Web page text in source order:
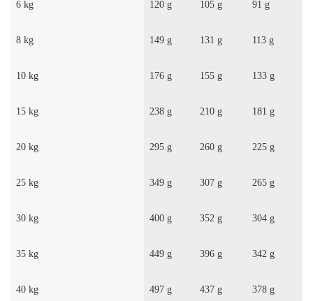
6 kg 120 g 105 g 91 g
8 kg 149 g 131 g 113 g
10 kg 176 g 155 g 133 g
15 kg 238 g 210 g 181 g
20 kg 295 g 260 g 225 g
25 kg 349 g 307 g 265 g
30 kg 400 g 352 g 304 g
35 kg 449 g 396 g 342 g
40 kg 497 g 437 g 378 g